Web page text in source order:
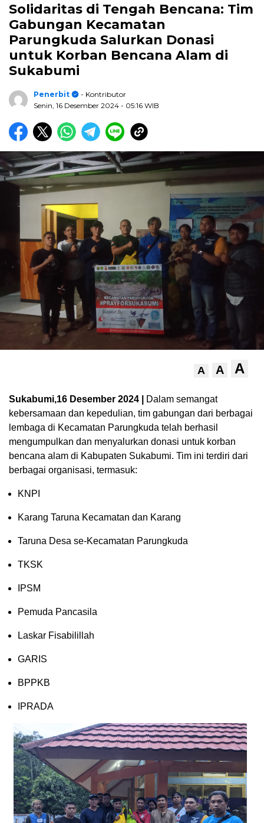
Solidaritas di Tengah Bencana: Tim
Gabungan Kecamatan
Parungkuda Salurkan Donasi
untuk Korban Bencana Alam di
Sukabumi
Penerbit
- Kontributor
Senin, 16 Desember 2024 - 05:16 WIB
A A A
Sukabumi,16 Desember 2024 |
Dalam semangat
kebersamaan dan kepedulian, tim gabungan dari berbagai
lembaga di Kecamatan Parungkuda telah berhasil
mengumpulkan dan menyalurkan donasi untuk korban
bencana alam di Kabupaten Sukabumi. Tim ini terdiri dari
berbagai organisasi, termasuk:
KNPI
Karang Taruna Kecamatan dan Karang
Taruna Desa se-Kecamatan Parungkuda
TKSK
IPSM
Pemuda Pancasila
Laskar Fisabilillah
GARIS
BPPKB
IPRADA